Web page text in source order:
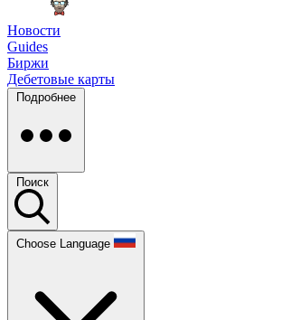
Новости
Guides
Биржи
Дебетовые карты
Подробнее
Поиск
Choose Language